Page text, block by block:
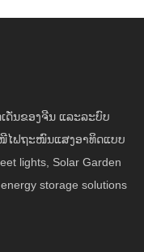
ເດັ່ນຂອງຈີນ ແລະລະບົບ
ໄຟຖະໜົນແສງອາທິດແບບ
lights, Solar Garden
storage solutions